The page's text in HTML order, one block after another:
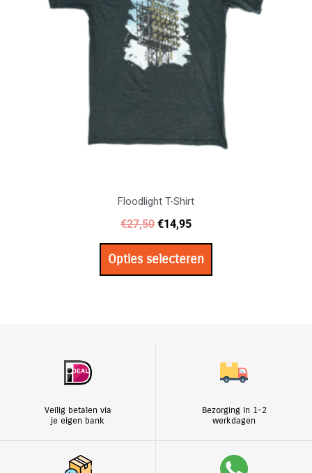
Floodlight T-Shirt
€27,50 €14,95
Opties selecteren
optie
kan
gekozen
worden
op
de
productpagina
Veilig betalen via
je eigen bank
Bezorging In 1-2
werkdagen